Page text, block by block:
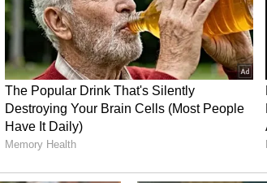
ಯಾರಿಗೂ ತಿಳಿದಿಲ್ಲ! ಜಗನ್ನಾಥನ ಕಣ್ಣುಗಳು
ಅಂಡಾಕಾರವಾಗಿರುತ್ತವೆ. ಬಲಭದ್ರನ ತಲೆಯು